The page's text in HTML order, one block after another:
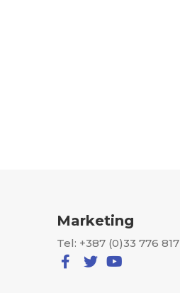
Marketing
Tel: +387 (0)33 776 817